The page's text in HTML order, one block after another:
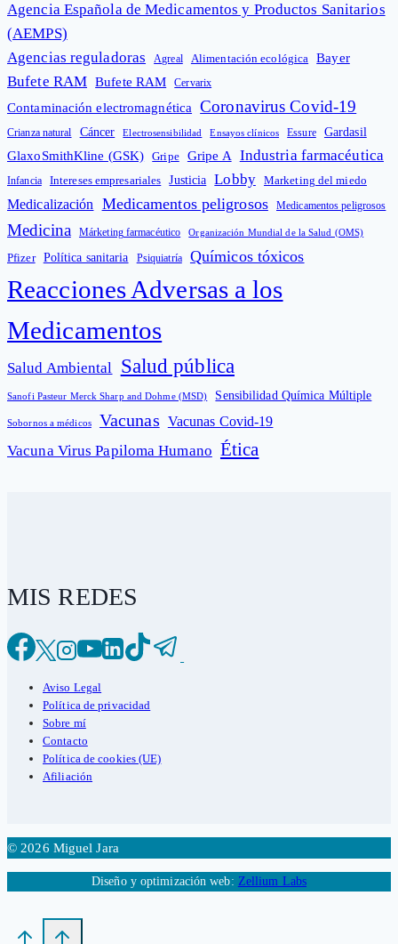
Agencia Española de Medicamentos y Productos Sanitarios
(AEMPS)
Agencias reguladoras
Agreal Alimentación ecológica Bayer
Bufete RAM Bufete RAM Cervarix
Contaminación electromagnética Coronavirus Covid-19
Crianza natural Cáncer Electrosensibilidad Ensayos clínicos Essure Gardasil
GlaxoSmithKline (GSK) Gripe Gripe A Industria farmacéutica
Infancia Intereses empresariales Justicia Lobby Marketing del miedo
Medicalización Medicamentos peligrosos Medicamentos peligrosos
Medicina Márketing farmacéutico Organización Mundial de la Salud (OMS)
Pfizer Política sanitaria Psiquiatría Químicos tóxicos
Reacciones Adversas a los
Medicamentos
Salud Ambiental Salud pública
Sanofi Pasteur Merck Sharp and Dohme (MSD) Sensibilidad Química Múltiple
Sobornos a médicos Vacunas Vacunas Covid-19
Vacuna Virus Papiloma Humano Ética
MIS REDES
Aviso Legal
Política de privacidad
Sobre mí
Contacto
Política de cookies (UE)
Afiliación
© 2026 Miguel Jara
Diseño y optimización web: Zellium Labs